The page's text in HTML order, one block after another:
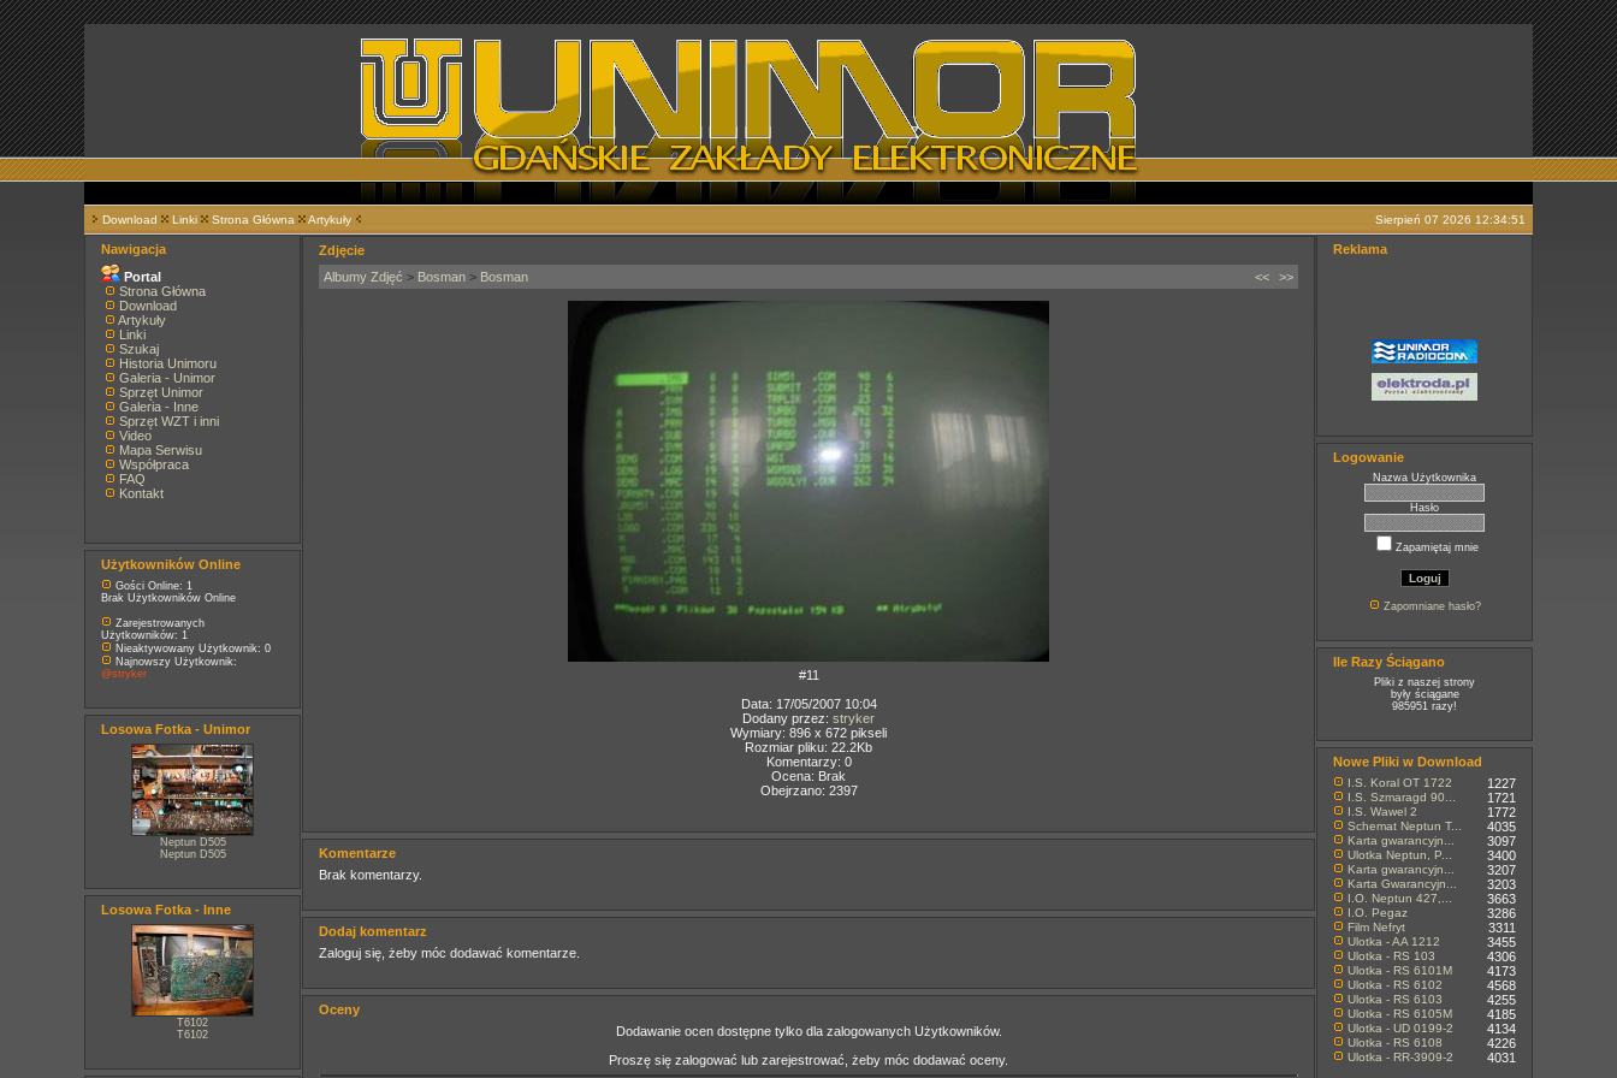
Download Linki Strona Główna Artykuły Sierpień 07 2026 12:34:51
Nawigacja
Portal
Strona Główna
Download
Artykuły
Linki
Szukaj
Historia Unimoru
Galeria - Unimor
Sprzęt Unimor
Galeria - Inne
Sprzęt WZT i inni
Video
Mapa Serwisu
Współpraca
FAQ
Kontakt
Użytkowników Online
Gości Online: 1
Brak Użytkowników Online
Zarejestrowanych
Użytkowników: 1
Nieaktywowany Użytkownik: 0
Najnowszy Użytkownik:
@stryker
Losowa Fotka - Unimor
Neptun D505
Neptun D505
Losowa Fotka - Inne
T6102
T6102
Zdjęcie
Albumy Zdjęć > Bosman > Bosman << >>
#11
Data: 17/05/2007 10:04
Dodany przez: stryker
Wymiary: 896 x 672 pikseli
Rozmiar pliku: 22.2Kb
Komentarzy: 0
Ocena: Brak
Obejrzano: 2397
Komentarze
Brak komentarzy.
Dodaj komentarz
Zaloguj się, żeby móc dodawać komentarze.
Oceny
Dodawanie ocen dostępne tylko dla zalogowanych Użytkowników.
Proszę się zalogować lub zarejestrować, żeby móc dodawać oceny.
Reklama
Logowanie
Nazwa Użytkownika
Hasło
Zapamiętaj mnie
Zapomniane hasło?
Ile Razy Ściągano
Pliki z naszej strony
były ściągane
985951 razy!
Nowe Pliki w Download
I.S. Koral OT 1722 1227
I.S. Szmaragd 90... 1721
I.S. Wawel 2 1772
Schemat Neptun T... 4035
Karta gwarancyjn... 3097
Ulotka Neptun, P... 3400
Karta gwarancyjn... 3207
Karta Gwarancyjn... 3203
I.O. Neptun 427,... 3663
I.O. Pegaz 3286
Film Nefryt 3311
Ulotka - AA 1212 3455
Ulotka - RS 103 4306
Ulotka - RS 6101M 4173
Ulotka - RS 6102 4568
Ulotka - RS 6103 4255
Ulotka - RS 6105M 4185
Ulotka - UD 0199-2 4134
Ulotka - RS 6108 4226
Ulotka - RR-3909-2 4031